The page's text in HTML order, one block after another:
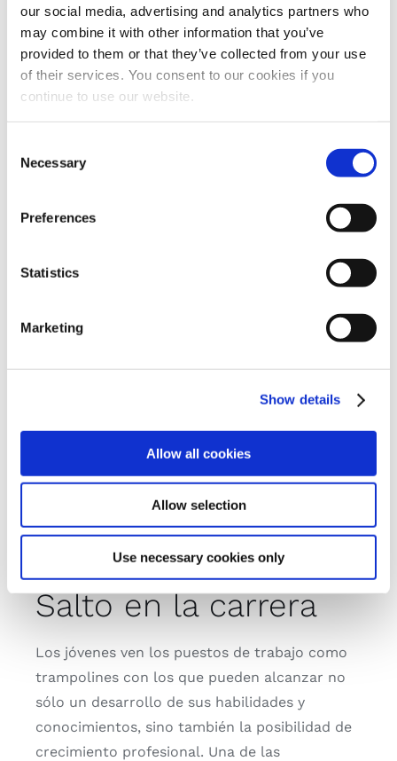
our social media, advertising and analytics partners who
may combine it with other information that you’ve
provided to them or that they’ve collected from your use
of their services. You consent to our cookies if you
continue to use our website.
Selection
Necessary
Preferences
Statistics
Marketing
Show details
Allow all cookies
Allow selection
Use necessary cookies only
estar en contacto con sus compañeros, a
recibir feedback y a cooperar con otras
personas. Por eso, es fundamental que el lugar
de trabajo permita el diálogo entre colegas y el
aprendizaje a través de la relación con colegas
profesional
La Generación Y, en comparación con los
superior. Por ello, los Millennials suelen ser
convencidos de que es posible crecer tanto
personalmente como profesionalmente en un
profesional es una de las consideraciones más
importantes que impulsan la elección del lugar
de trabajo. Los Millennials son jóvenes y están
dispuestos a trabajar en un lugar en el que su
necesidad de realización pueda ser satisfecha.
Salto en la carrera
Los jóvenes ven los puestos de trabajo como
trampolines con los que pueden alcanzar no
sólo un desarrollo de sus habilidades y
conocimientos, sino también la posibilidad de
crecimiento profesional. Una de las